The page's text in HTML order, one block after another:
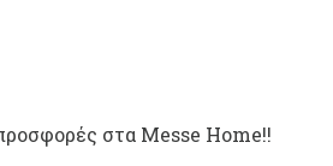
στα Messe Home!!